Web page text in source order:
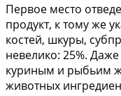
Первое место
продукт, к тому же
костей, шкуры,
невелико: 25%.
куриным и рыбьим
животных